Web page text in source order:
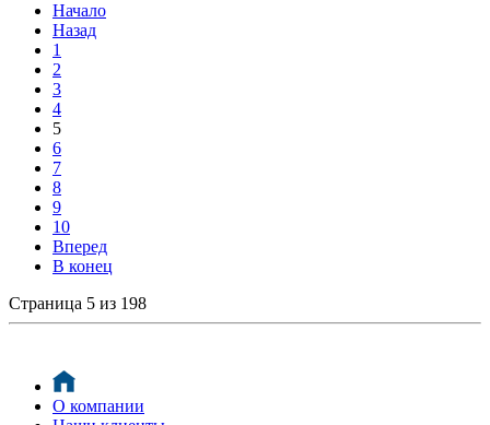
Начало
Назад
1
2
3
4
5
6
7
8
9
10
Вперед
В конец
Страница 5 из 198
О компании